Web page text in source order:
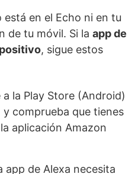
está en el Echo ni en tu
de tu móvil. Si la app de
, sigue estos
a la Play Store (Android)
y comprueba que tienes
aplicación Amazon
app de Alexa necesita